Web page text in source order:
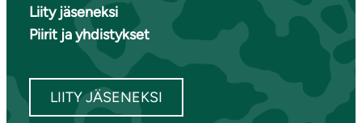
Liity jäseneksi
Piirit ja yhdistykset
LIITY JÄSENEKSI